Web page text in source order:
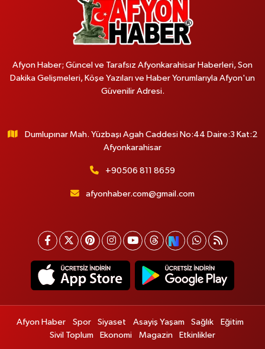
Afyon Haber; Güncel ve Tarafsız Afyonkarahisar Haberleri, Son
Dakika Gelişmeleri, Köşe Yazıları ve Haber Yorumlarıyla Afyon'un
Güvenilir Adresi.
Dumlupınar Mah. Yüzbaşı Agah Caddesi No:44 Daire:3 Kat:2
Afyonkarahisar
+90506 811 8659
afyonhaber.com@gmail.com
Afyon Haber Spor Siyaset Asayiş Yaşam Sağlık
Eğitim
Sivil Toplum
Ekonomi Magazin Etkinlikler